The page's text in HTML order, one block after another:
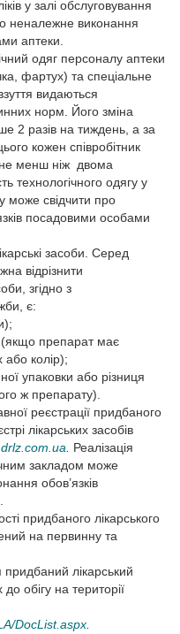
у залі обслуговування
неналежне виконання
аптеки.
одяг персоналу аптеки
фартух) та спеціальне
видаються
норм. Його зміна
2 разів на тиждень, а за
кожен співробітник
менш ніж двома
технологічного одягу у
може свідчити про
посадовими особами
засоби. Серед
відрізнити
згідно з
є:
(якщо препарат має
або колір);
упаковки або різниця
ж препарату).
реєстрації придбаного
лікарських засобів
Реалізація
закладом може
обов’язків
придбаного лікарського
на первинну та
придбаний лікарський
обігу на території
DocList.aspx